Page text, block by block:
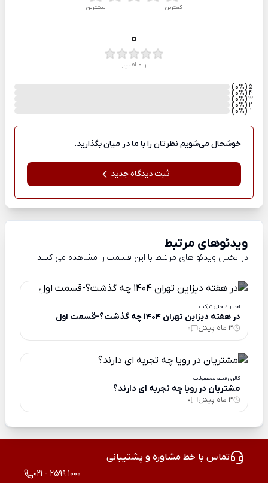
کمترین بیشترین
0
از 0 امتیاز
5
(0
%
) 4
(0
%
) 3
(0
%
) 2
(0
%
) 1
(0
%
)
خوشحال می‌شویم نظرتان را با ما در میان بگذارید.
ثبت دیدگاه جدید
ویدئوهای مرتبط
در بخش ویدئو های مرتبط با این قسمت را مشاهده می کنید.
اخبار داخلی شرکت
در هفته دیزاین تهران 1404 چه گذشت؟-قسمت اول
3 ماه پیش 0
گالری فیلم محصولات
مشتریان در رویا چه تجربه ای دارند؟
3 ماه پیش 0
تماس با خط مشاوره و پشتیبانی
021 - 2599 1000